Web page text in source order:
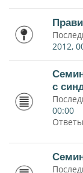
2012,
с
00:00